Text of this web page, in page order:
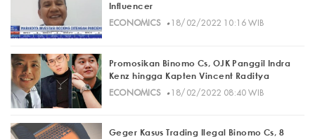
Influencer
ECONOMICS· 18/02/2022 10:16 WIB
Promosikan Binomo Cs, OJK Panggil Indra
Kenz hingga Kapten Vincent Raditya
ECONOMICS· 18/02/2022 08:40 WIB
Geger Kasus Trading Ilegal Binomo Cs, 8